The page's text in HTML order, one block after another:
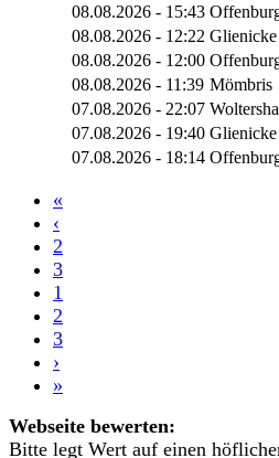
08.08.2026 - 15:43
08.08.2026 - 12:22 Glienicke
08.08.2026 - 12:00
08.08.2026 - 11:39 Mömbris
07.08.2026 - 22:07
07.08.2026 - 19:40 Glienicke
07.08.2026 - 18:14
«
‹
2
3
1
2
3
›
»
Webseite bewerten:
Bitte legt Wert auf einen